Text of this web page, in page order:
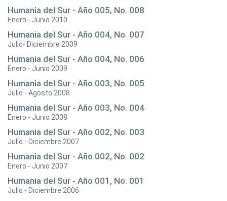
Humania del Sur - Año 005, No. 008
Enero - Junio 2010
Humania del Sur - Año 004, No. 007
Julio- Diciembre 2009
Humania del Sur - Año 004, No. 006
Enero - Junio 2009
Humania del Sur - Año 003, No. 005
Julio - Agosto 2008
Humania del Sur - Año 003, No. 004
Enero - Junio 2008
Humania del Sur - Año 002, No. 003
Julio - Diciembre 2007
Humania del Sur - Año 002, No. 002
Enero - Junio 2007
Humania del Sur - Año 001, No. 001
Julio - Diciembre 2006